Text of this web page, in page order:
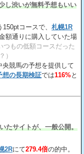
し渋いが無料予想もいい
150ptコースで、 札幌1R
額通りに購入していた場
つもの低額コースだった
）
央競馬の予想を提供して
想の長期検証では116%と
たサイトが、一般公開。
2Rにて279.4倍の的中。